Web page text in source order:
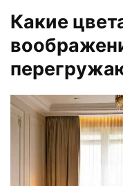
Какие